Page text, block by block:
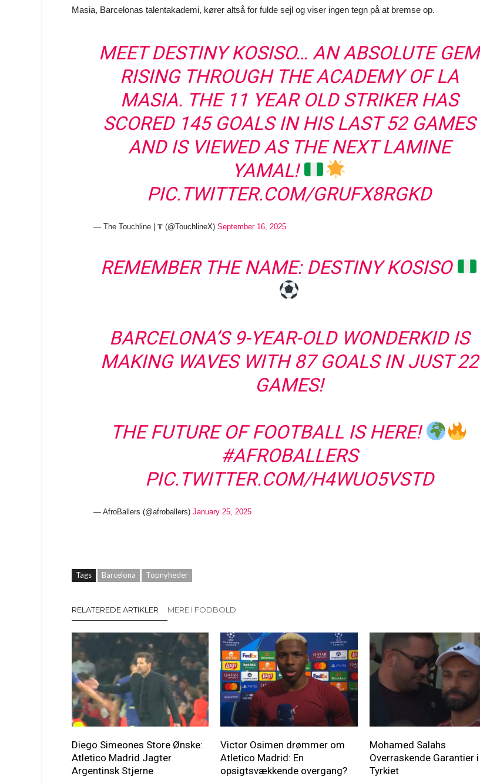
Masia, Barcelonas talentakademi, kører altså for fulde sejl og viser ingen tegn på at bremse op.
MEET DESTINY KOSISO… AN ABSOLUTE GEM
RISING THROUGH THE ACADEMY OF LA
MASIA. THE 11 YEAR OLD STRIKER HAS
SCORED 145 GOALS IN HIS LAST 52 GAMES
AND IS VIEWED AS THE NEXT LAMINE
YAMAL!
PIC.TWITTER.COM/GRUFX8RGKD
— The Touchline | 𝐓 (@TouchlineX) September 16, 2025
REMEMBER THE NAME: DESTINY KOSISO
BARCELONA’S 9-YEAR-OLD WONDERKID IS
MAKING WAVES WITH 87 GOALS IN JUST 22
GAMES!
THE FUTURE OF FOOTBALL IS HERE!
#AFROBALLERS
PIC.TWITTER.COM/H4WUO5VSTD
— AfroBallers (@afroballers) January 25, 2025
Tags Barcelona Topnyheder
RELATEREDE ARTIKLER MERE I FODBOLD
Diego Simeones Store Ønske:
Atletico Madrid Jagter
Argentinsk Stjerne
Victor Osimen drømmer om
Atletico Madrid: En
opsigtsvækkende overgang?
Mohamed Salahs
Overraskende Garantier i
Tyrkiet